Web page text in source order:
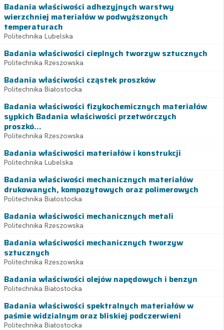
Badania właściwości adhezyjnych warstwy
wierzchniej materiałów w podwyższonych
temperaturach
Politechnika Lubelska
Badania właściwości cieplnych tworzyw sztucznych
Politechnika Rzeszowska
Badania właściwości cząstek proszków
Politechnika Białostocka
Badania właściwości fizykochemicznych materiałów
sypkich Badania właściwości przetwórczych
proszkó...
Politechnika Rzeszowska
Badania właściwości materiałów i konstrukcji
Politechnika Lubelska
Badania właściwości mechanicznych materiałów
drukowanych, kompozytowych oraz polimerowych
Politechnika Białostocka
Badania właściwości mechanicznych metali
Politechnika Rzeszowska
Badania właściwości mechanicznych tworzyw
sztucznych
Politechnika Rzeszowska
Badania właściwości olejów napędowych i benzyn
Politechnika Białostocka
Badania właściwości spektralnych materiałów w
paśmie widzialnym oraz bliskiej podczerwieni
Politechnika Białostocka